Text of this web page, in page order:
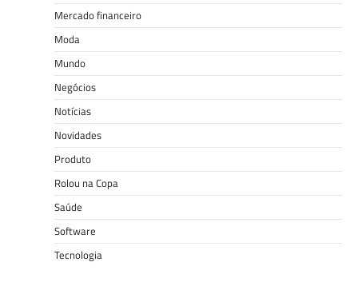
Mercado financeiro
Moda
Mundo
Negócios
Notícias
Novidades
Produto
Rolou na Copa
Saúde
Software
Tecnologia